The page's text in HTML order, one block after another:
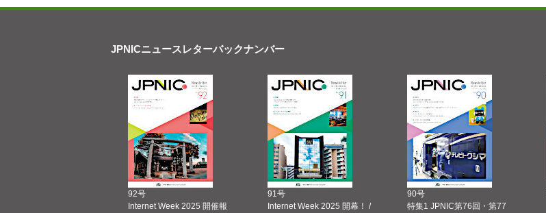
JPNICニュースレターバックナンバー
92号
Internet Week 2025 開催報
91号
Internet Week 2025 開幕！ /
90号
特集1 JPNIC第76回・第77